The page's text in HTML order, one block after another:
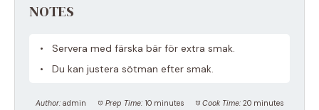
NOTES
Servera med färska bär för extra smak.
Du kan justera sötman efter smak.
Author: admin Prep Time: 10 minutes Cook Time: 20 minutes